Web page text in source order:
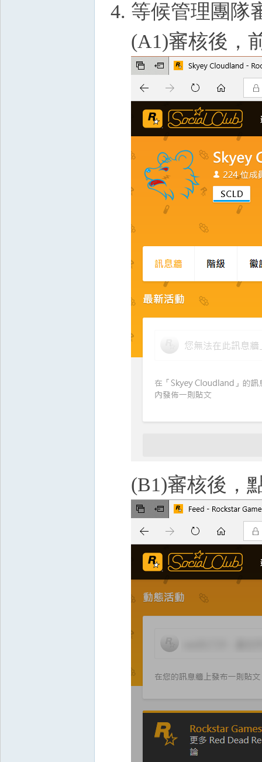
等候管理團隊
(A1)審核後，
(B1)審核後，